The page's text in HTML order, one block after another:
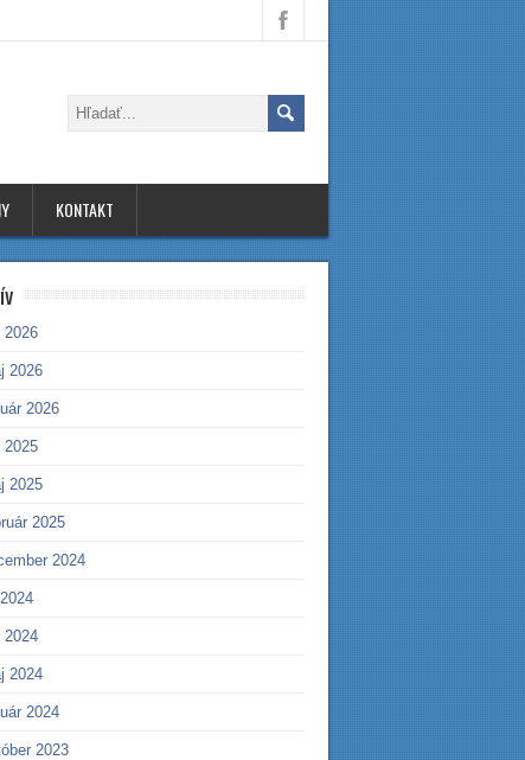
KONTAKT
2026
2026
2026
2025
2025
2025
2024
2024
2024
2024
2023